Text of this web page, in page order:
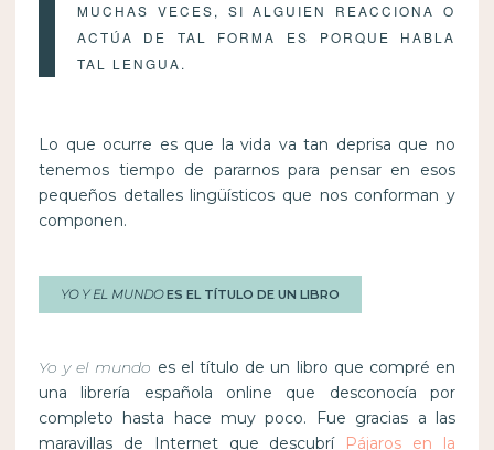
MUCHAS VECES, SI ALGUIEN REACCIONA O
ACTÚA DE TAL FORMA ES PORQUE HABLA
TAL LENGUA.
Lo que ocurre es que la vida va tan deprisa que no
tenemos tiempo de pararnos para pensar en esos
pequeños detalles lingüísticos que nos conforman y
componen.
YO Y EL MUNDOES EL TÍTULO DE UN LIBRO
Yo y el mundo es el título de un libro que compré en
una librería española online que desconocía por
completo hasta hace muy poco. Fue gracias a las
maravillas de Internet que descubrí
Pájaros en la